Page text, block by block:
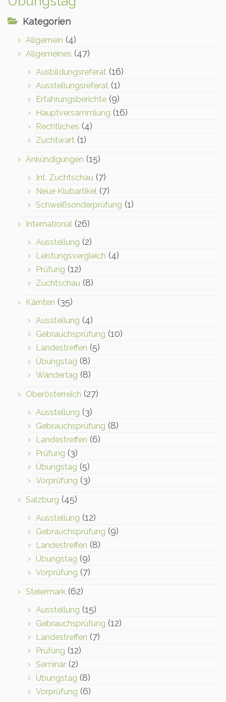
Kategorien
Allgemein (4)
Allgemeines (47)
Ausbildungsreferat (16)
Ausstellungsreferat (1)
Erfahrungsberichte (9)
Hauptversammlung (16)
Rechtliches (4)
Zuchtwart (1)
Ankündigungen (15)
Int. Zuchtschau (7)
Neue Klubartikel (7)
Schweißsonderprüfung (1)
International (26)
Ausstellung (2)
Leistungsvergleich (4)
Prüfung (12)
Zuchtschau (8)
Kärnten (35)
Ausstellung (4)
Gebrauchsprüfung (10)
Landestreffen (5)
Übungstag (8)
Wandertag (8)
Oberösterreich (27)
Ausstellung (3)
Gebrauchsprüfung (8)
Landestreffen (6)
Prüfung (3)
Übungstag (5)
Vorprüfung (3)
Salzburg (45)
Ausstellung (12)
Gebrauchsprüfung (9)
Landestreffen (8)
Übungstag (9)
Vorprüfung (7)
Steiermark (62)
Ausstellung (15)
Gebrauchsprüfung (12)
Landestreffen (7)
Prüfung (12)
Seminar (2)
Übungstag (8)
Vorprüfung (6)